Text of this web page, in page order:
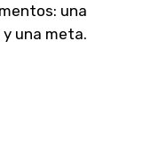
una
una meta.